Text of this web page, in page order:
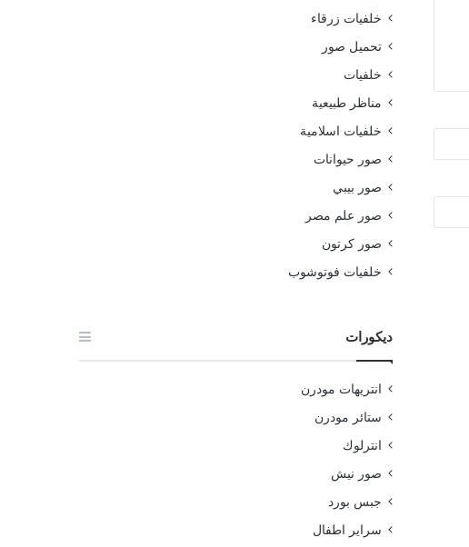
خلفيات زرقاء
تحميل صور
خلفيات
مناظر طبيعية
خلفيات اسلامية
صور حيوانات
صور بيبي
صور علم مصر
صور كرتون
خلفيات فوتوشوب
ديكورات
انتريهات مودرن
ستائر مودرن
انترلوك
صور نيش
جبس بورد
سراير اطفال